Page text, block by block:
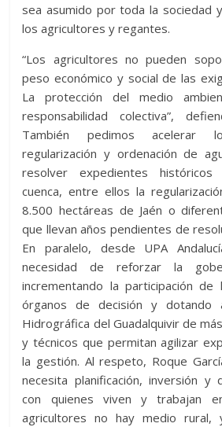
sea asumido por toda la sociedad
los agricultores y regantes.
“Los agricultores no pueden
peso económico y social de las
La protección del medio
responsabilidad colectiva”,
También pedimos acelerar
regularización y ordenación de
resolver expedientes
cuenca, entre ellos la
8.500 hectáreas de Jaén o
que llevan años pendientes de
En paralelo, desde UPA
necesidad de reforzar la
incrementando la participación
órganos de decisión y dotando
Hidrográfica del Guadalquivir de
y técnicos que permitan agilizar
la gestión. Al respeto, Roque
necesita planificación, inversión y
con quienes viven y trabajan
agricultores no hay medio